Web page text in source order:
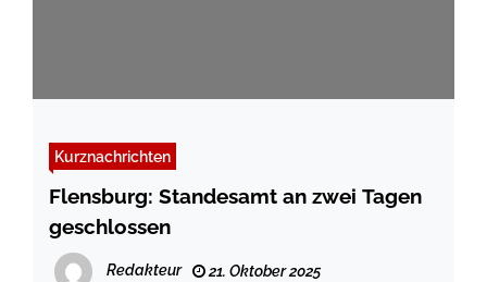
Kurznachrichten
Flensburg: Standesamt an zwei Tagen
geschlossen
Redakteur 21. Oktober 2025